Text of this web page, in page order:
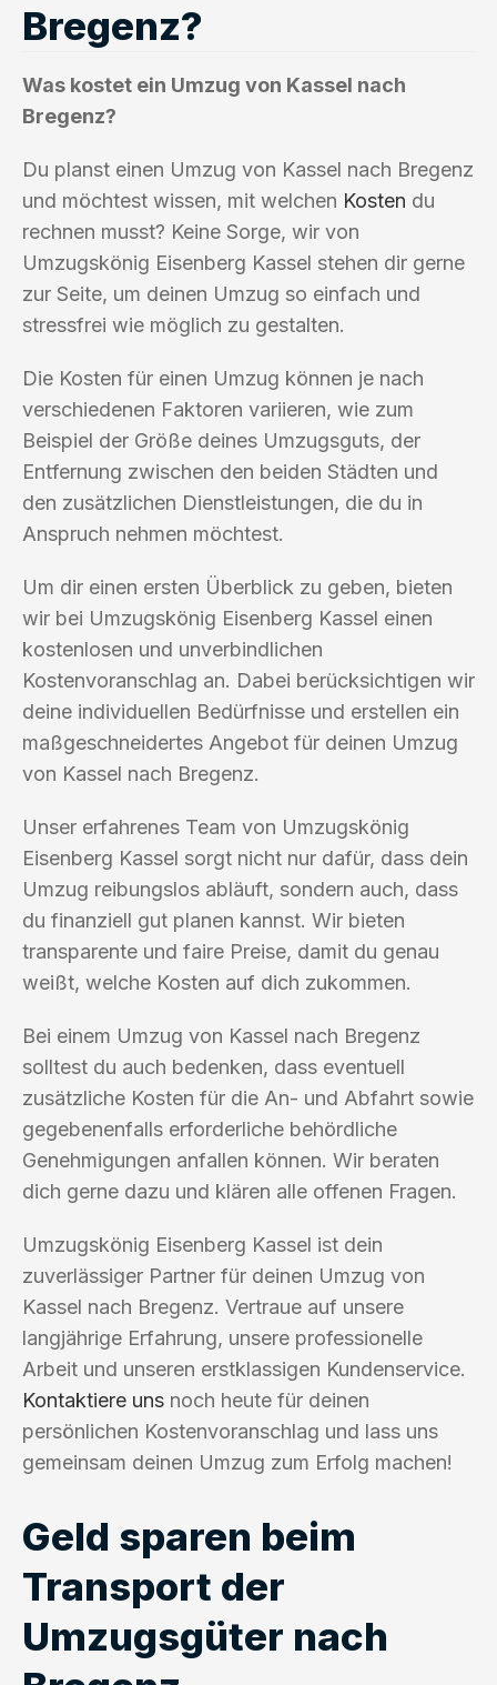
Bregenz?
Was kostet ein Umzug von Kassel nach
Bregenz?
Du planst einen Umzug von Kassel nach Bregenz
und möchtest wissen, mit welchen Kosten du
rechnen musst? Keine Sorge, wir von
Umzugskönig Eisenberg Kassel stehen dir gerne
zur Seite, um deinen Umzug so einfach und
stressfrei wie möglich zu gestalten.
Die Kosten für einen Umzug können je nach
verschiedenen Faktoren variieren, wie zum
Beispiel der Größe deines Umzugsguts, der
Entfernung zwischen den beiden Städten und
den zusätzlichen Dienstleistungen, die du in
Anspruch nehmen möchtest.
Um dir einen ersten Überblick zu geben, bieten
wir bei Umzugskönig Eisenberg Kassel einen
kostenlosen und unverbindlichen
Kostenvoranschlag an. Dabei berücksichtigen wir
deine individuellen Bedürfnisse und erstellen ein
maßgeschneidertes Angebot für deinen Umzug
von Kassel nach Bregenz.
Unser erfahrenes Team von Umzugskönig
Eisenberg Kassel sorgt nicht nur dafür, dass dein
Umzug reibungslos abläuft, sondern auch, dass
du finanziell gut planen kannst. Wir bieten
transparente und faire Preise, damit du genau
weißt, welche Kosten auf dich zukommen.
Bei einem Umzug von Kassel nach Bregenz
solltest du auch bedenken, dass eventuell
zusätzliche Kosten für die An- und Abfahrt sowie
gegebenenfalls erforderliche behördliche
Genehmigungen anfallen können. Wir beraten
dich gerne dazu und klären alle offenen Fragen.
Umzugskönig Eisenberg Kassel ist dein
zuverlässiger Partner für deinen Umzug von
Kassel nach Bregenz. Vertraue auf unsere
langjährige Erfahrung, unsere professionelle
Arbeit und unseren erstklassigen Kundenservice.
Kontaktiere uns noch heute für deinen
persönlichen Kostenvoranschlag und lass uns
gemeinsam deinen Umzug zum Erfolg machen!
Geld sparen beim
Transport der
Umzugsgüter nach